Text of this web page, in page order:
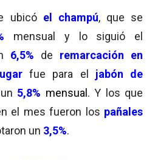
ubicó el champú, que se
mensual y lo siguió el
6,5% de remarcación en
fue para el jabón de
5,8% mensual . Y los que
el mes fueron los pañales
un 3,5%.